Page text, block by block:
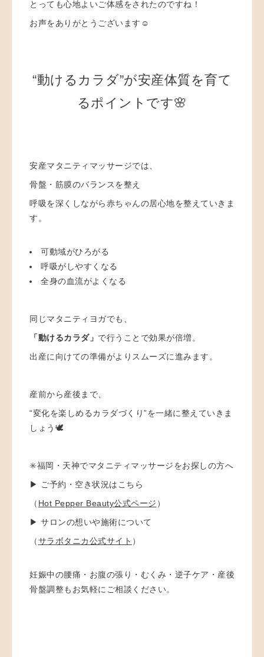
とっても心地よいご体感をされたのですね！
お声をありがとうございます☺️
“動けるカラダ”が安産体質を育て
るポイントです🌸
安産マタニティマッサージでは、
骨盤・筋膜のバランスを整え
呼吸を深くしながら赤ちゃんの居心地を整えていきま
す。
可動域がひろがる
呼吸がしやすくなる
全身の血流がよくなる
同じマタニティヨガでも、
「動けるカラダ」 で行うことで効果が倍増。
出産に向けての準備がよりスムーズに進みます。
産前から産後まで、
“変化を楽しめるカラダづくり”を一緒に整えていきま
しょう🕊️
✳️福岡・天神でマタニティマッサージをお探しの方へ
▶ ご予約・空き状況はこちら
（ Hot Pepper Beauty公式ページ ）
▶ サロンの想いや施術について
（サラボタニカ公式サイト ）
妊娠中の腰痛・お腹の張り・むくみ・逆子ケア・産後
骨盤調整もお気軽にご相談ください。